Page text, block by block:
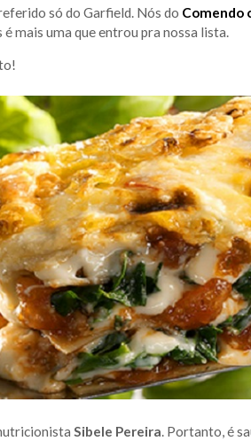
só do Garfield. Nós do Comendo
mais uma que entrou pra nossa lista.
Sibele Pereira. Portanto, é